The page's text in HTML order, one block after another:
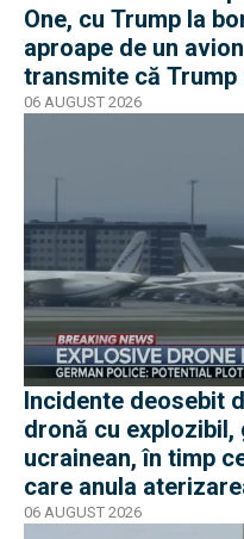
One, cu Trump la
aproape de un
transmite că
moment în pericol
06 AUGUST 2026
Incidente deosebit
dronă cu explozibil,
ucrainean, în timp
care anula
06 AUGUST 2026